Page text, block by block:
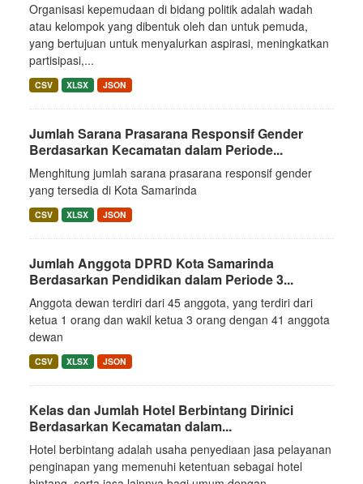
Organisasi kepemudaan di bidang politik adalah wadah
atau kelompok yang dibentuk oleh dan untuk pemuda,
yang bertujuan untuk menyalurkan aspirasi, meningkatkan
partisipasi,...
CSV XLSX JSON
Jumlah Sarana Prasarana Responsif Gender
Berdasarkan Kecamatan dalam Periode...
Menghitung jumlah sarana prasarana responsif gender
yang tersedia di Kota Samarinda
CSV XLSX JSON
Jumlah Anggota DPRD Kota Samarinda
Berdasarkan Pendidikan dalam Periode 3...
Anggota dewan terdiri dari 45 anggota, yang terdiri dari
ketua 1 orang dan wakil ketua 3 orang dengan 41 anggota
dewan
CSV XLSX JSON
Kelas dan Jumlah Hotel Berbintang Dirinici
Berdasarkan Kecamatan dalam...
Hotel berbintang adalah usaha penyediaan jasa pelayanan
penginapan yang memenuhi ketentuan sebagai hotel